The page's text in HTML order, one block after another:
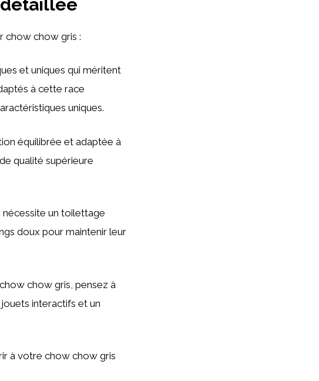
chow chow gris :
et uniques qui méritent
à cette race
uniques.
équilibrée et adaptée à
qualité supérieure
un toilettage
doux pour maintenir leur
chow gris, pensez à
interactifs et un
à votre chow chow gris